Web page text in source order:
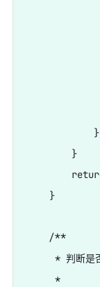
            }
        }
    }
    /**
* 判断是
     *